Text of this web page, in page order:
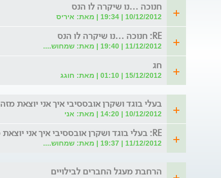
חנוכה ...נו שיקרה לו הנס
10/12/2012 | 19:34 | מאת: איריס
RE: חנוכה ...נו שיקרה לו הנס
11/12/2012 | 19:40 | מאת: שמחוש....
חג
15/12/2012 | 01:10 | מאת: חוגג
בעלי בוגד ושקרן אובססיבי איך אני יוצאת מזה
10/12/2012 | 14:20 | מאת: אני
RE: בעלי בוגד ושקרן אובססיבי איך אני יוצאת מזה
11/12/2012 | 19:37 | מאת: שמחוש....
הרחבת מעגל החברים לבילויים